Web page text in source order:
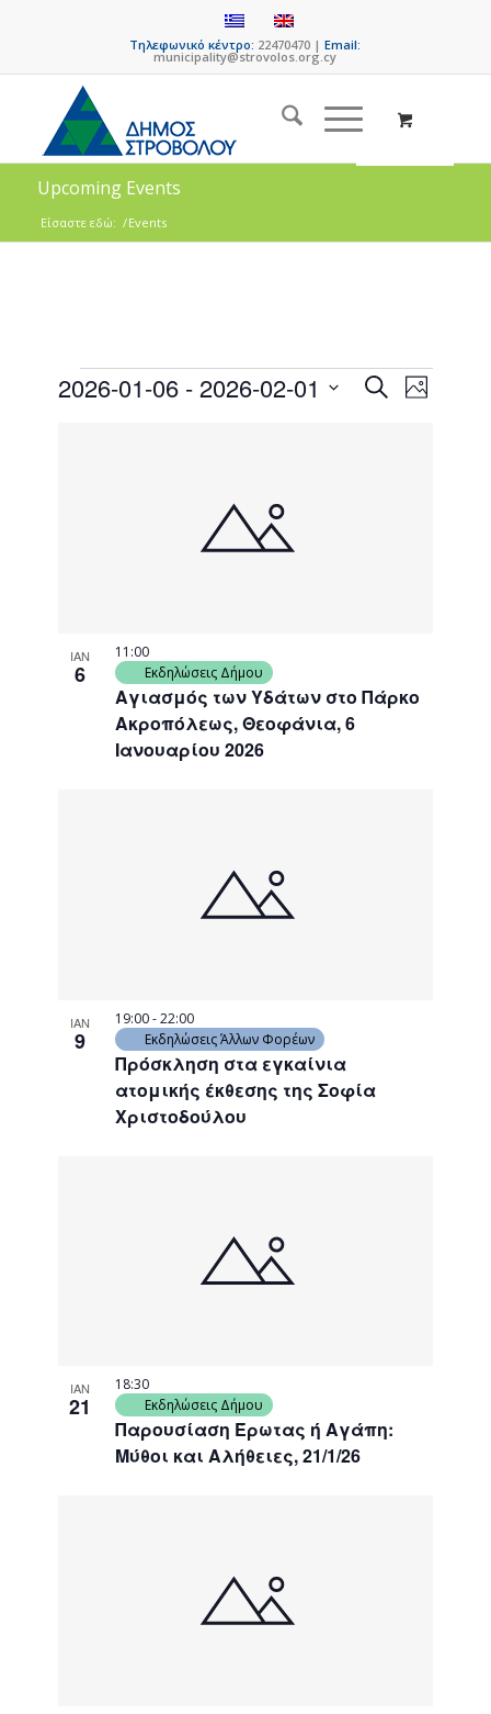
Τηλεφωνικό κέντρο: 22470470 |Email:
municipality@strovolos.org.cy
Upcoming Events
Είσαστε εδώ: /Events
Events
SearchEvent
Views
Photo
2026-01-06 - 2026-02-01
ΙΑΝ
6
Αγιασμός των Υδάτων στο Πάρκο
Ακροπόλεως, Θεοφάνια, 6
Ιανουαρίου 2026
11:00
Εκδηλώσεις Δήμου
ΙΑΝ
9
Πρόσκληση στα εγκαίνια
ατομικής έκθεσης της Σοφία
Χριστοδούλου
19:00-22:00
Εκδηλώσεις Άλλων Φορέων
ΙΑΝ
21
Παρουσίαση Έρωτας ή Αγάπη:
Μύθοι και Αλήθειες, 21/1/26
18:30
Εκδηλώσεις Δήμου